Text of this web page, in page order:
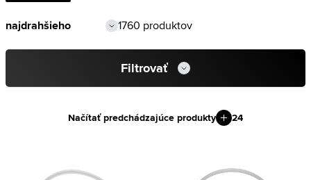
1760 produktov
Filtrovať
Načítať predchádzajúce produkty 24